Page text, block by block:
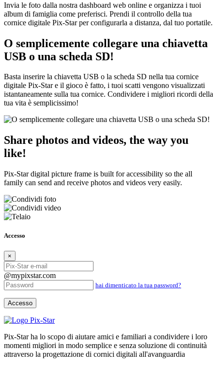
Invia le foto dalla nostra dashboard web online e organizza i tuoi
album di famiglia come preferisci. Prendi il controllo della tua
cornice digitale Pix-Star per configurarla a distanza, dal tuo portatile.
O semplicemente collegare una chiavetta
USB o una scheda SD!
Basta inserire la chiavetta USB o la scheda SD nella tua cornice
digitale Pix-Star e il gioco è fatto, i tuoi scatti vengono visualizzati
istantaneamente sulla tua cornice. Condividere i migliori ricordi della
tua vita è semplicissimo!
Share photos and videos, the way you
like!
Pix-Star digital picture frame is built for accessibility so the all
family can send and receive photos and videos very easily.
Accesso
×
@mypixstar.com
hai dimenticato la tua password?
Accesso
Pix-Star ha lo scopo di aiutare amici e familiari a condividere i loro
momenti migliori in modo semplice e senza soluzione di continuità
attraverso la progettazione di cornici digitali all'avanguardia